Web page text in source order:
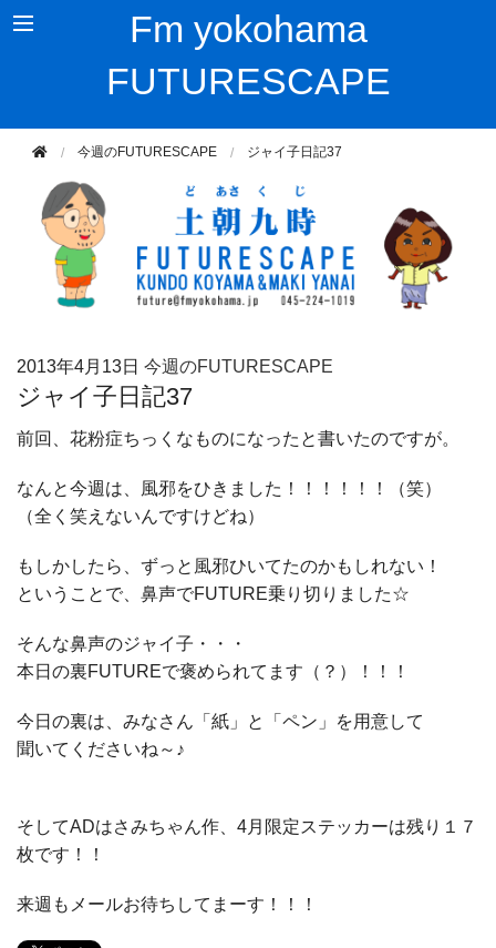
Fm yokohama
FUTURESCAPE
今週のFUTURESCAPE ジャイ子日記37
2013年4月13日 今週のFUTURESCAPE
ジャイ子日記37
前回、花粉症ちっくなものになったと書いたのですが。
なんと今週は、風邪をひきました！！！！！！（笑）
（全く笑えないんですけどね）
もしかしたら、ずっと風邪ひいてたのかもしれない！
ということで、鼻声でFUTURE乗り切りました☆
そんな鼻声のジャイ子・・・
本日の裏FUTUREで褒められてます（？）！！！
今日の裏は、みなさん「紙」と「ペン」を用意して
聞いてくださいね～♪
そしてADはさみちゃん作、4月限定ステッカーは残り１７
枚です！！
来週もメールお待ちしてまーす！！！